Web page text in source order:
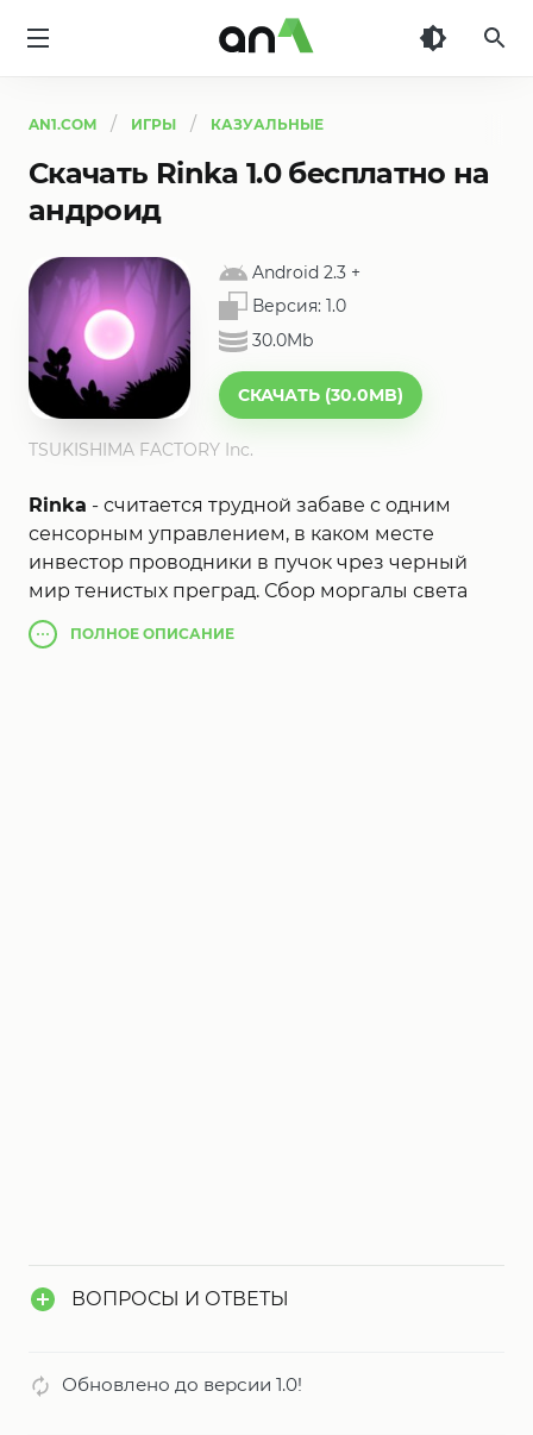
AN1.COM ИГРЫ КАЗУАЛЬНЫЕ
Скачать Rinka 1.0 бесплатно на
андроид
Android 2.3 +
Версия: 1.0
30.0Mb
СКАЧАТЬ (30.0MB)
TSUKISHIMA FACTORY Inc.
Rinka - считается трудной забаве с одним
сенсорным управлением, в каком месте
инвестор проводники в пучок чрез черный
мир тенистых преград. Сбор моргалы света
предоставляют WISP нужную энергию для
освещения, однако никак не сумели добиться
ПОЛНОЕ ОПИСАНИЕ
ВОПРОСЫ И ОТВЕТЫ
Обновлено до версии 1.0!